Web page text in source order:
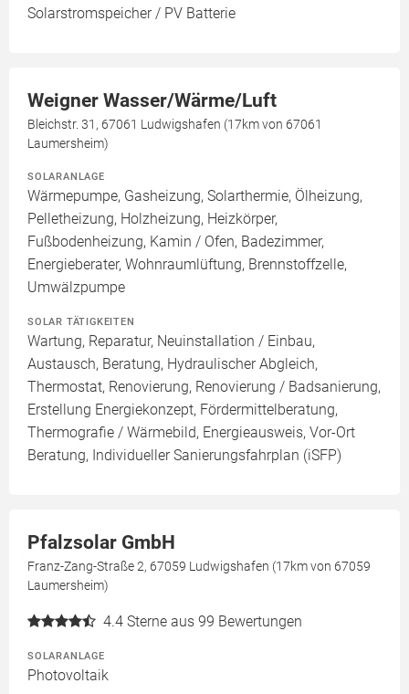
Solarstromspeicher / PV Batterie
Weigner Wasser/Wärme/Luft
Bleichstr. 31, 67061 Ludwigshafen (17km von 67061
Laumersheim)
SOLARANLAGE
Wärmepumpe, Gasheizung, Solarthermie, Ölheizung,
Pelletheizung, Holzheizung, Heizkörper,
Fußbodenheizung, Kamin / Ofen, Badezimmer,
Energieberater, Wohnraumlüftung, Brennstoffzelle,
Umwälzpumpe
SOLAR TÄTIGKEITEN
Wartung, Reparatur, Neuinstallation / Einbau,
Austausch, Beratung, Hydraulischer Abgleich,
Thermostat, Renovierung, Renovierung / Badsanierung,
Erstellung Energiekonzept, Fördermittelberatung,
Thermografie / Wärmebild, Energieausweis, Vor-Ort
Beratung, Individueller Sanierungsfahrplan (iSFP)
Pfalzsolar GmbH
Franz-Zang-Straße 2, 67059 Ludwigshafen (17km von 67059
Laumersheim)
4.4 Sterne aus 99 Bewertungen
SOLARANLAGE
Photovoltaik